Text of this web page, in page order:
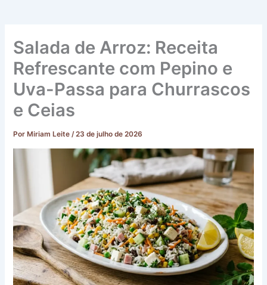
Salada de Arroz: Receita
Refrescante com Pepino e
Uva-Passa para Churrascos
e Ceias
Por Miriam Leite/23 de julho de 2026